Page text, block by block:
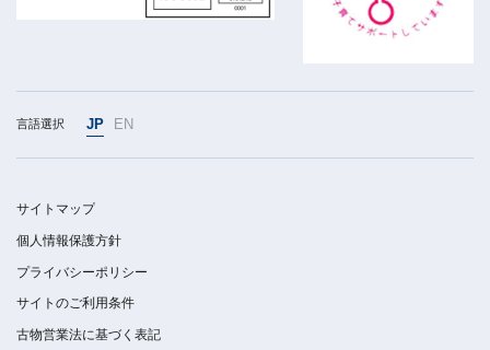
言語選択 JP EN
サイトマップ
個人情報保護方針
プライバシーポリシー
サイトのご利用条件
古物営業法に基づく表記